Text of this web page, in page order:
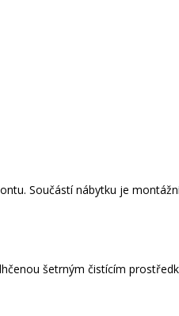
Součástí nábytku je
šetrným čistícím